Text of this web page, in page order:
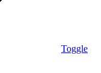
Toggle